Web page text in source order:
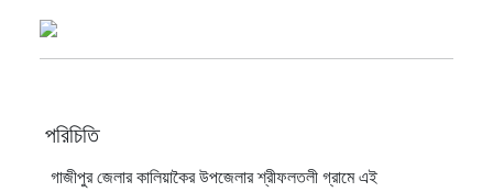
পরিচিতি
গাজীপুর জেলার কালিয়াকৈর উপজেলার শ্রীফলতলী গ্রামে এই